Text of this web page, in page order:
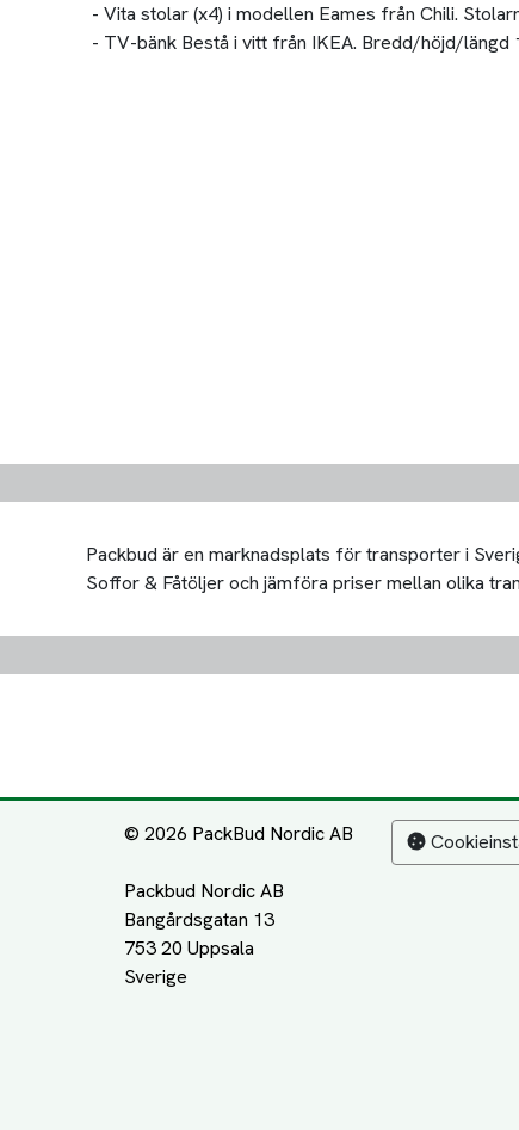
- Vita stolar (x4) i modellen Eames från Chili.
- TV-bänk Bestå i vitt från IKEA. Bredd/höjd/längd
Packbud är en marknadsplats för transporter i
Soffor & Fåtöljer och jämföra priser mellan olika
© 2026 PackBud Nordic AB
Packbud Nordic AB
Bangårdsgatan 13
753 20 Uppsala